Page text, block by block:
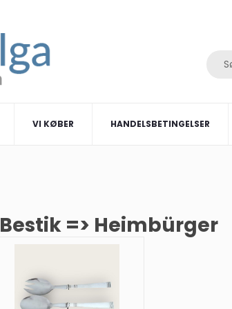
VI KØBER HANDELSBETINGELSER
Bestik => Heimbürger